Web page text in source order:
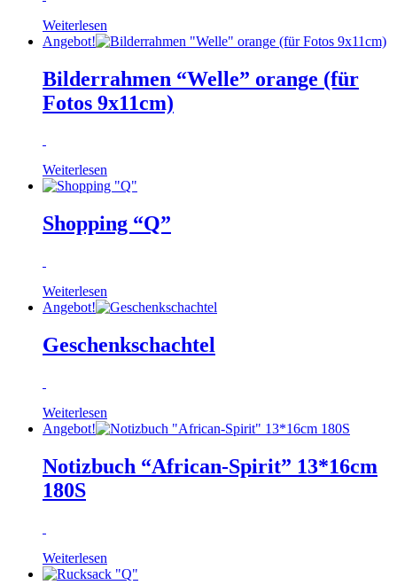
Weiterlesen
Angebot!
Bilderrahmen “Welle” orange (für
Fotos 9x11cm)
Weiterlesen
Shopping “Q”
Weiterlesen
Angebot!
Geschenkschachtel
Weiterlesen
Angebot!
Notizbuch “African-Spirit” 13*16cm
180S
Weiterlesen